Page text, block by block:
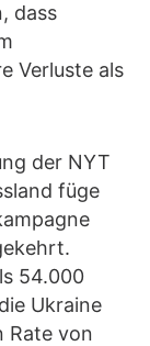
dass
Verluste als
der NYT
füge
54.000
Ukraine
Rate von